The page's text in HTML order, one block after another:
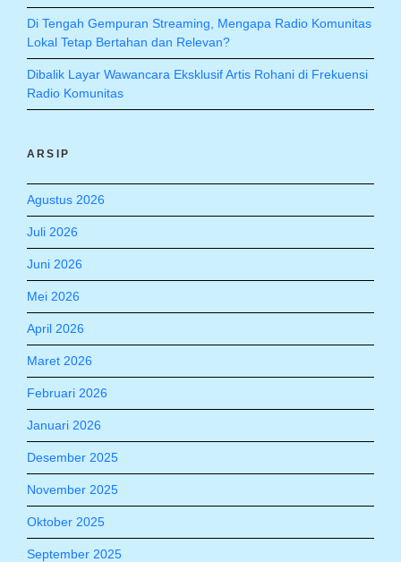
Di Tengah Gempuran Streaming, Mengapa Radio Komunitas
Lokal Tetap Bertahan dan Relevan?
Dibalik Layar Wawancara Eksklusif Artis Rohani di Frekuensi
Radio Komunitas
ARSIP
Agustus 2026
Juli 2026
Juni 2026
Mei 2026
April 2026
Maret 2026
Februari 2026
Januari 2026
Desember 2025
November 2025
Oktober 2025
September 2025